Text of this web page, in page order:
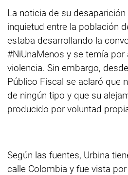
La noticia de su
inquietud entre la población
estaba desarrollando la
#NiUnaMenos y se temía
violencia. Sin embargo,
Público Fiscal se aclaró que
de ningún tipo y que su
producido por voluntad
Según las fuentes, Urbina
calle Colombia y fue vista